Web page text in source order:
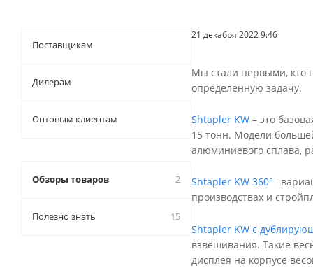
21 декабря 2022 9:46
Мы стали первыми, кто
определенную задачу.
Shtapler KW – это
15 тонн. Модели
алюминиевого сплава,
Shtapler KW 360°
производствах и
Shtapler KW с
взвешивания. Такие
дисплея на корпусе
Поставщикам
Дилерам
Оптовым клиентам
Обзоры товаров 2
Полезно знать 15